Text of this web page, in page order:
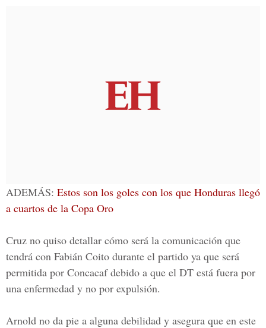
ADEMÁS: Estos son los goles con los que Honduras llegó
a cuartos de la Copa Oro
Cruz no quiso detallar cómo será la comunicación que
tendrá con Fabián Coito durante el partido ya que será
permitida por Concacafdebido a que el DT está fuera por
una enfermedad y no por expulsión.
Arnold no da pie a alguna debilidad y asegura que en este